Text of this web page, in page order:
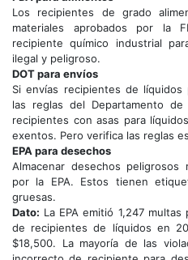
Los recipientes de grado
materiales aprobados por la
recipiente químico industrial
ilegal y peligroso.
DOT para envíos
Si envías recipientes de líquidos
las reglas del Departamento
recipientes con asas para
exentos. Pero verifica las reglas
EPA para desechos
Almacenar desechos peligrosos
por la EPA. Estos tienen
gruesas.
Dato: La EPA emitió 1,247
de recipientes de líquidos en
$18,500. La mayoría de las